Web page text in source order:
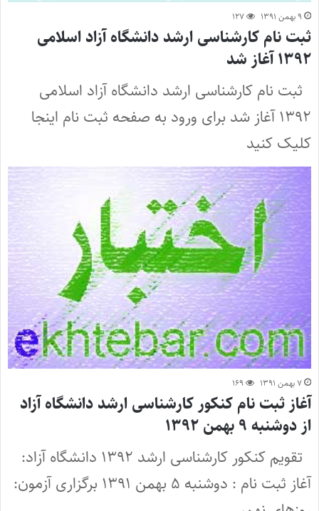
۹ بهمن ۱۳۹۱ ۱۲۷
ثبت نام کارشناسی ارشد دانشگاه آزاد اسلامی
۱۳۹۲ آغاز شد
ثبت نام کارشناسی ارشد دانشگاه آزاد اسلامی
۱۳۹۲ آغاز شد برای ورود به صفحه ثبت نام اینجا
کلیک کنید
۷ بهمن ۱۳۹۱ ۱۶۹
آغاز ثبت نام کنکور کارشناسی ارشد دانشگاه آزاد
از دوشنبه ۹ بهمن ۱۳۹۲
تقویم کنکور کارشناسی ارشد ۱۳۹۲ دانشگاه آزاد:
آغاز ثبت نام : دوشنبه ۵ بهمن ۱۳۹۱ برگزاری آزمون: